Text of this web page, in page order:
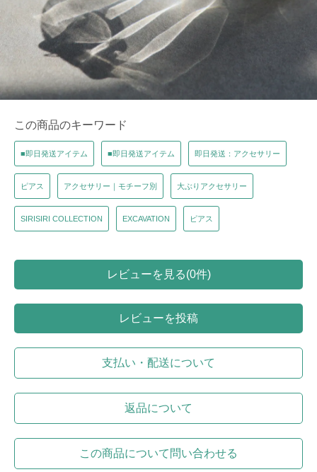
この商品のキーワード
■即日発送アイテム ■即日発送アイテム 即日発送：アクセサリー
ピアス アクセサリー｜モチーフ別 大ぶりアクセサリー
SIRISIRI COLLECTION EXCAVATION ピアス
レビューを見る(0件)
レビューを投稿
支払い・配送について
返品について
この商品について問い合わせる